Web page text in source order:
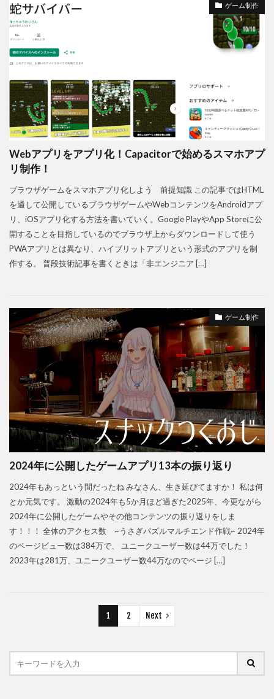
ゲーム制作
Webアプリをアプリ化！Capacitorで始めるスマホアプ
リ制作！
ブラウザゲームをスマホアプリ化しよう 前提知識 この記事ではHTML
を通して公開しているブラウザゲームやWebコンテンツをAndroidアプ
リ、iOSアプリ化する方法を書いていく。Google PlayやApp Storeに公
開することを目指しているのでブラウザ上からダウンロードして使う
PWAアプリとは異なり、ハイブリットアプリという形式のアプリを制
作する。 普段技術記事を書くときは「非エンジニア […]
ゲーム制作
2024年に公開したゲームアプリ13本の振り返り
2024年もあっという間だったね みなさん、生き延びてますか！ 私は何
とか元気です。 激動の2024年も5か月ほど過ぎた2025年、今更ながら
2024年に公開したゲームやその他コンテンツの振り返りをしま
す！！！ 全体のアクセス数 ~うさぎパズルマルチエンド作戦~ 2024年
のページビュー数は384万で、 ユニークユーザー数は44万でした！
2023年は281万、ユニークユーザー数44万なのでページ […]
1 2 Next